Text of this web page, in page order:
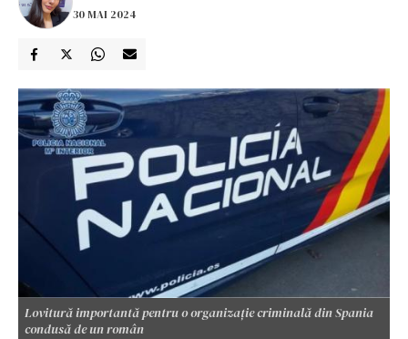
30 MAI 2024
Lovitură importantă pentru o organizație criminală din Spania
condusă de un român